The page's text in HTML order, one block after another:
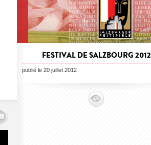
FESTIVAL DE SALZBOURG 2012
publié le 20 juillet 2012